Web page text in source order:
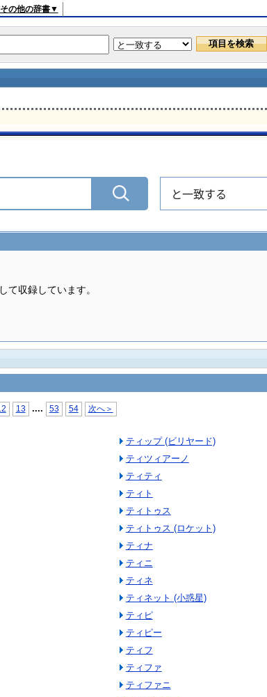
その他の辞書▼
と一致する
て収録しています。
13 .... 53 54 次へ＞
ティップ (ビリヤード)
ティツィアーノ
ティティ
ティト
ティトゥス
ティトゥス (ロケット)
ティナ
ティニ
ティネ
ティネット (小惑星)
ティピ
ティピー
ティフ
ティファ
ティファニ